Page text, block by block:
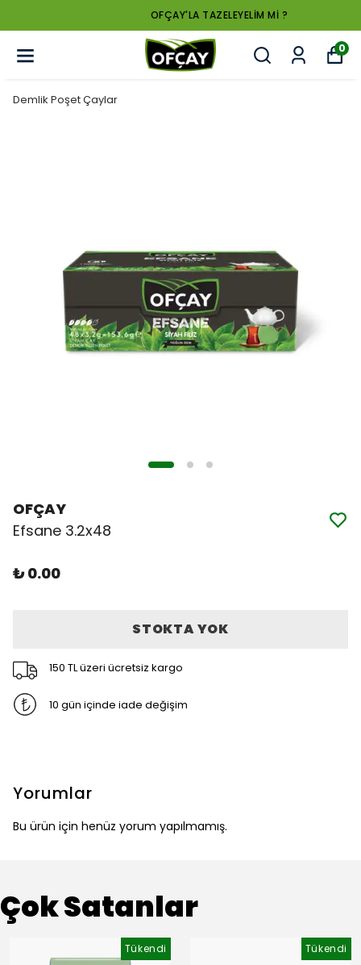
OFÇAY'LA TAZELEYELİM Mİ ?
0
Demlik Poşet Çaylar
OFÇAY
Efsane 3.2x48
₺ 0.00
STOKTA YOK
150 TL üzeri ücretsiz kargo
10 gün içinde iade değişim
Yorumlar
Bu ürün için henüz yorum yapılmamış.
Çok Satanlar
Tükendi Tükendi